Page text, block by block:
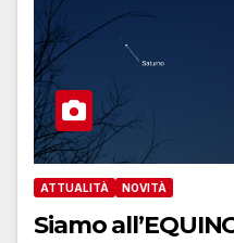
ATTUALITÀ NOVITÀ
Siamo